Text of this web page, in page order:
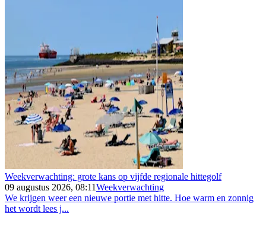
Weekverwachting: grote kans op vijfde regionale hittegolf
09 augustus 2026, 08:11Weekverwachting
We krijgen weer een nieuwe portie met hitte. Hoe warm en zonnig
het wordt lees j...